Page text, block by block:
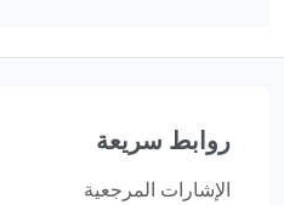
روابط سريعة
الإشارات المرجعية